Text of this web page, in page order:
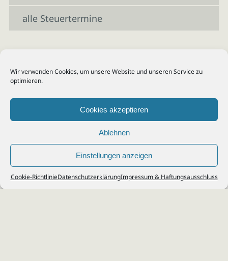
Wir verwenden Cookies, um unsere Website und unseren Service zu
optimieren.
Cookies akzeptieren
Ablehnen
Einstellungen anzeigen
Cookie-RichtlinieDatenschutzerklärungImpressum & Haftungsausschluss
alle Steuertermine
© 2026Steuerberater Kempf, Köln - Steuerberatung Poll, Porz, Deutz, Mülheim,